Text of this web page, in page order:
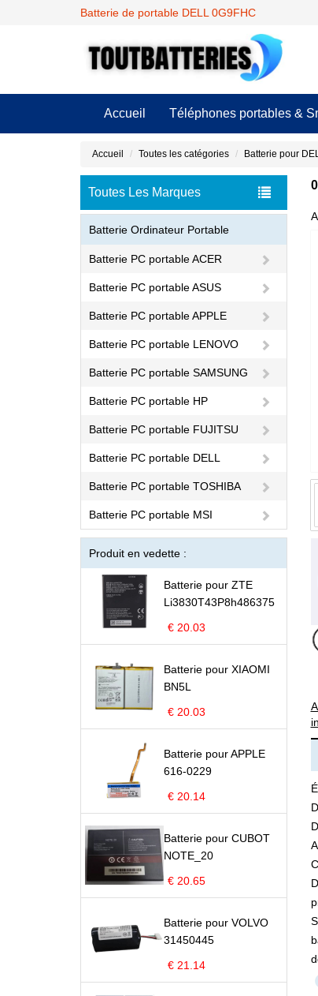
Batterie de portable DELL 0G9FHC
Accueil Téléphones portables &
Accueil Toutes les catégories Batterie pour
Toutes Les Marques
Batterie Ordinateur Portable
Batterie PC portable ACER
Batterie PC portable ASUS
Batterie PC portable APPLE
Batterie PC portable LENOVO
Batterie PC portable SAMSUNG
Batterie PC portable HP
Batterie PC portable FUJITSU
Batterie PC portable DELL
Batterie PC portable TOSHIBA
Batterie PC portable MSI
Produit en vedette :
Batterie pour ZTE
Li3830T43P8h486375
€ 20.03
Batterie pour XIAOMI
BN5L
€ 20.03
Batterie pour APPLE
616-0229
€ 20.14
Batterie pour CUBOT
NOTE_20
€ 20.65
Batterie pour VOLVO
31450445
€ 21.14